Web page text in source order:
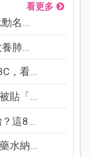
看更多
名...
肺...
，看...
貼「...
這8...
水納...